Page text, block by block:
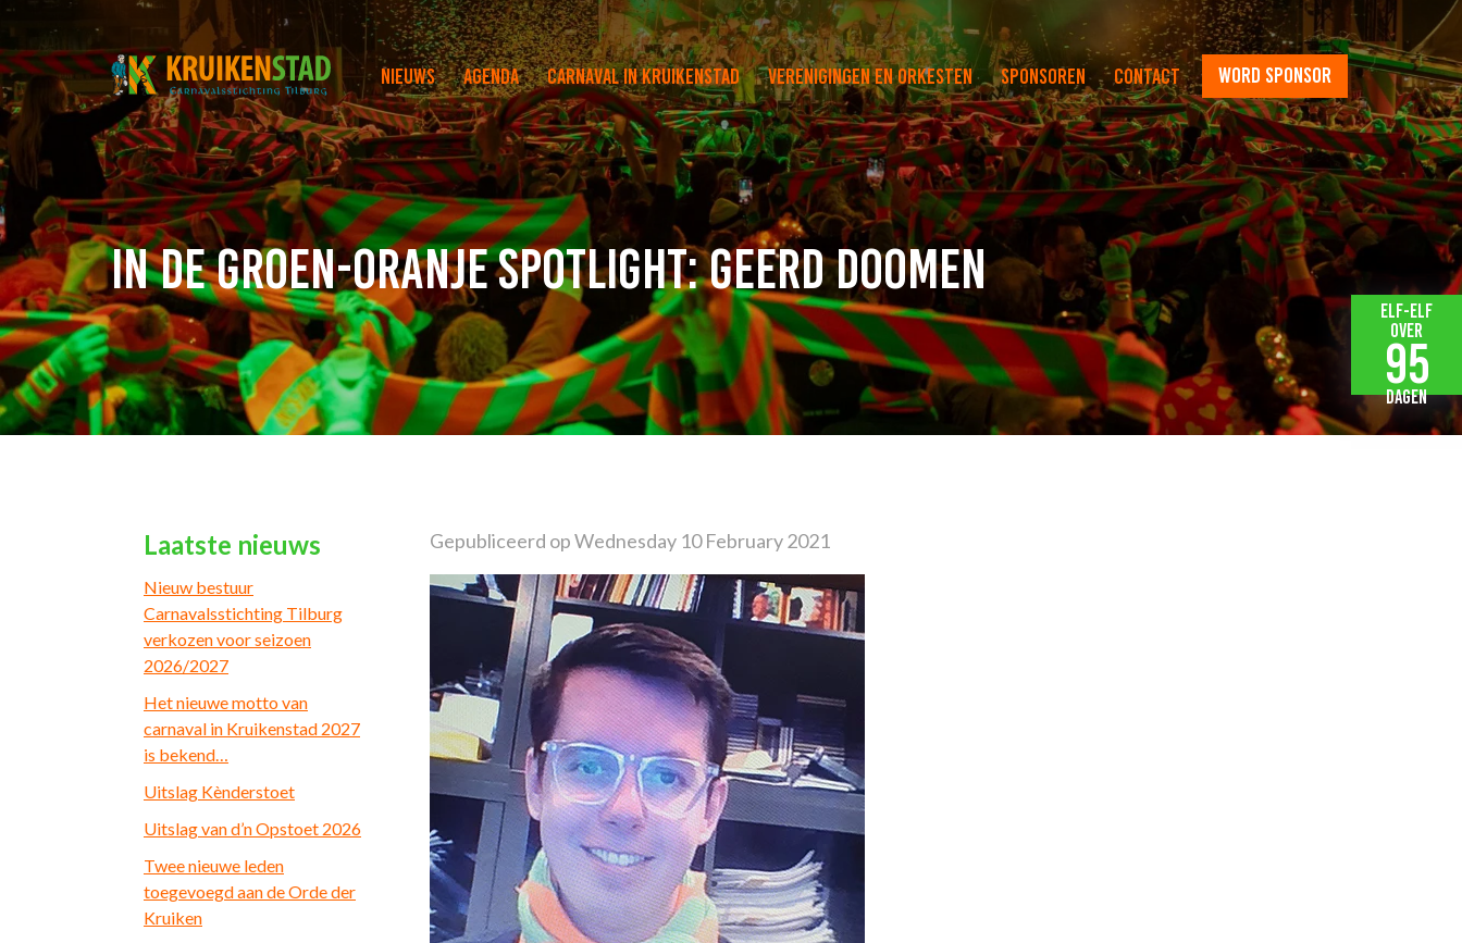
Nieuws Agenda Carnaval in Kruikenstad Verenigingen en orkesten Sponsoren Contact word sponsor
In de groen-oranje spotlight: Geerd Doomen
Laatste nieuws
Nieuw bestuur
Carnavalsstichting Tilburg
verkozen voor seizoen
2026/2027
Het nieuwe motto van
carnaval in Kruikenstad 2027
is bekend…
Uitslag Kènderstoet
Uitslag van d’n Opstoet 2026
Twee nieuwe leden
toegevoegd aan de Orde der
Kruiken
Gepubliceerd op Wednesday 10 February 2021
Elf-elf
over
95
dagen